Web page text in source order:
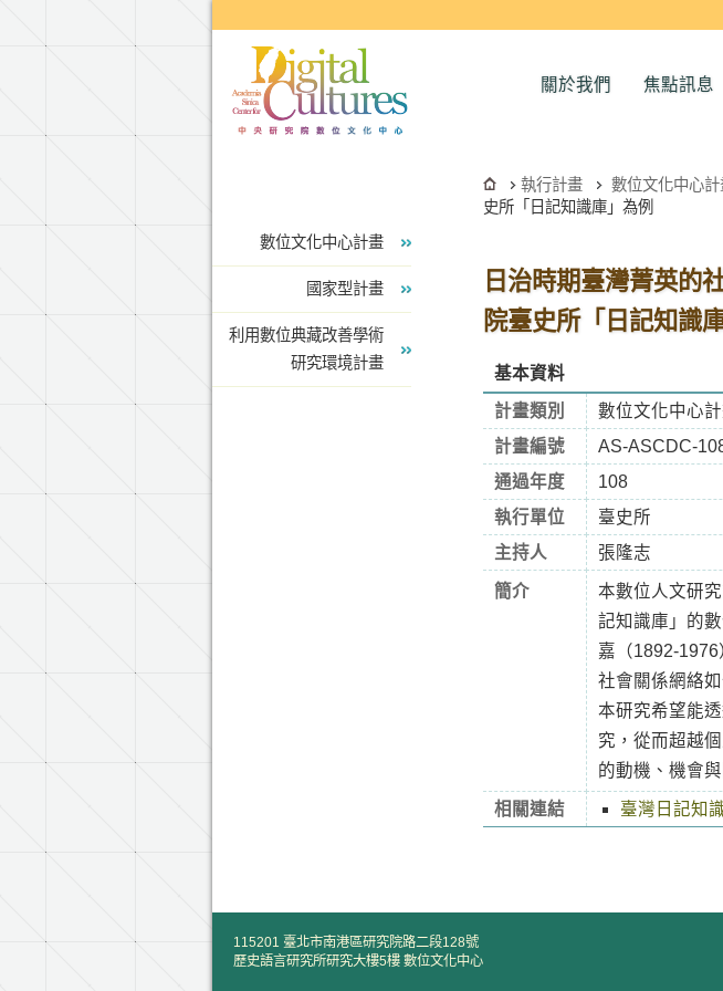
關於我們 焦點訊息
執行計畫 數位文化中心計
史所「日記知識庫」為例
日治時期臺灣菁英的
院臺史所「日記知識
基本資料
計畫類別
數位文化中心
計畫編號
AS-ASCDC-
通過年度
108
執行單位
臺史所
主持人
張隆志
簡介
本數位人文研
記知識庫」的
嘉（1892-
社會關係網絡
本研究希望能
究，從而超越
的動機、機會與
相關連結 臺灣日記知
數位文化中心計畫
國家型計畫
利用數位典藏改善學術
研究環境計畫
115201 臺北市南港區研究院路二段128號
歷史語言研究所研究大樓5樓 數位文化中心